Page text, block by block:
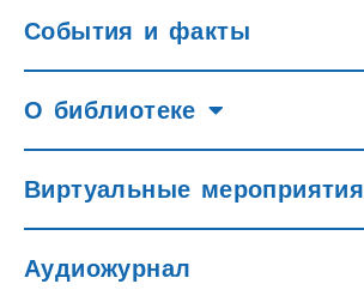
События и факты
О библиотеке
Виртуальные мероприятия
Аудиожурнал